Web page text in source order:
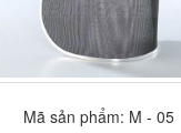
Mã sản phẩm: M - 05